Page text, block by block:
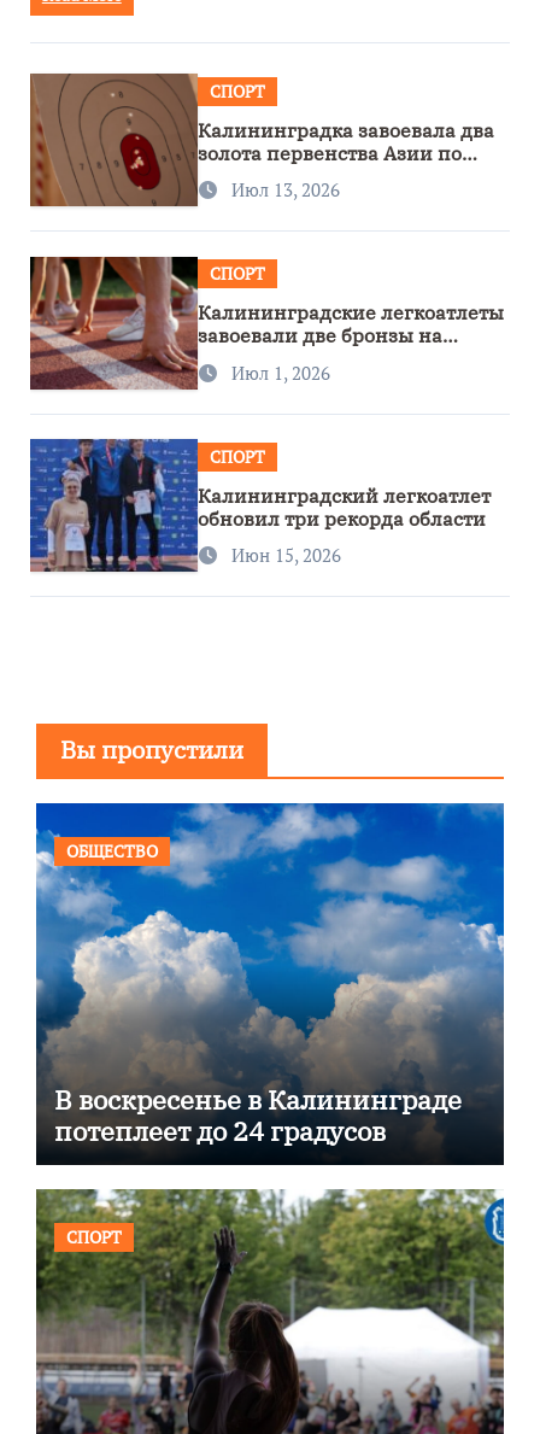
СПОРТ
Калининградка завоевала два
золота первенства Азии по
метанию ножа
Июл 13, 2026
СПОРТ
Калининградские легкоатлеты
завоевали две бронзы на
первенстве России
Июл 1, 2026
СПОРТ
Калининградский легкоатлет
обновил три рекорда области
Июн 15, 2026
Вы пропустили
ОБЩЕСТВО
В воскресенье в Калининграде
потеплеет до 24 градусов
СПОРТ